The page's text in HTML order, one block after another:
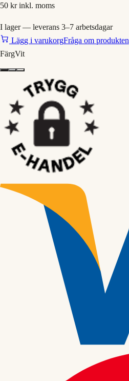
50 krinkl. moms
I lager — leverans 3–7 arbetsdagar
Lägg i varukorgFråga om produkten
FärgVit